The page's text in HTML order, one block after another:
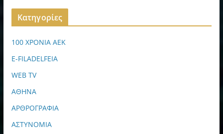
Kατηγορίες
100 ΧΡΟΝΙΑ ΑΕΚ
E-FILADELFEIA
WEB TV
ΑΘΗΝΑ
ΑΡΘΡΟΓΡΑΦΙΑ
ΑΣΤΥΝΟΜΙΑ